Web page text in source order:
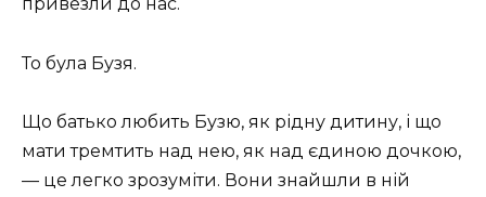
привезли до нас.
То була Бузя.
Що батько любить Бузю, як рідну дитину, і що
мати тремтить над нею, як над єдиною дочкою,
— це легко зрозуміти. Вони знайшли в ній